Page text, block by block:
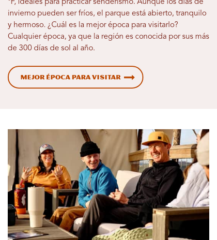
°F, ideales para practicar senderismo. Aunque los días de
invierno pueden ser fríos, el parque está abierto, tranquilo
y hermoso. ¿Cuál es la mejor época para visitarlo?
Cualquier época, ya que la región es conocida por sus más
de 300 días de sol al año.
Mejor época para visitar